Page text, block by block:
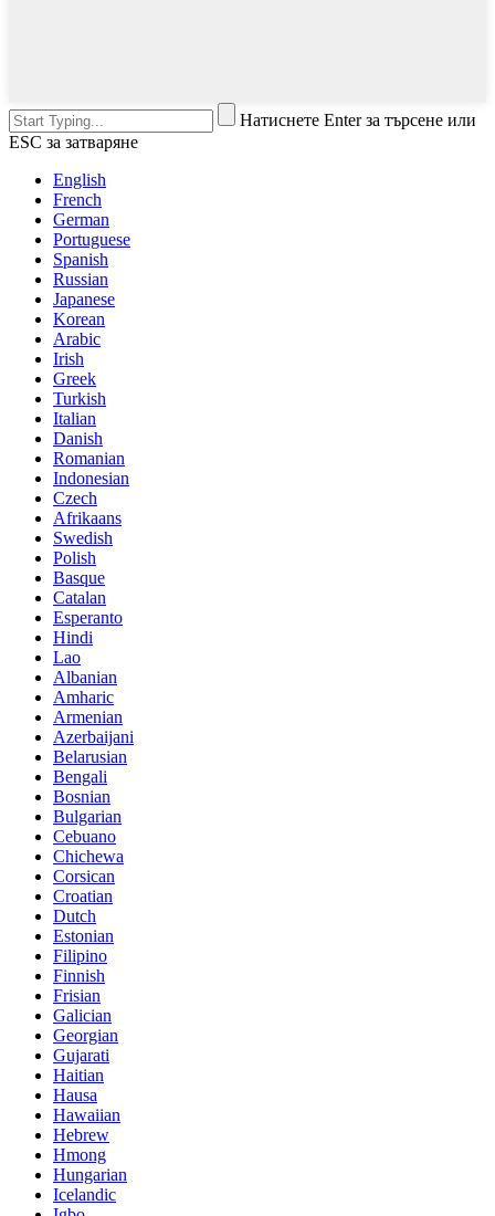
Натиснете Enter за търсене или
ESC за затваряне
English
French
German
Portuguese
Spanish
Russian
Japanese
Korean
Arabic
Irish
Greek
Turkish
Italian
Danish
Romanian
Indonesian
Czech
Afrikaans
Swedish
Polish
Basque
Catalan
Esperanto
Hindi
Lao
Albanian
Amharic
Armenian
Azerbaijani
Belarusian
Bengali
Bosnian
Bulgarian
Cebuano
Chichewa
Corsican
Croatian
Dutch
Estonian
Filipino
Finnish
Frisian
Galician
Georgian
Gujarati
Haitian
Hausa
Hawaiian
Hebrew
Hmong
Hungarian
Icelandic